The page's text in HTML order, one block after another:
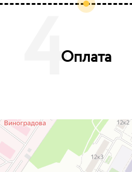
Оплата
4